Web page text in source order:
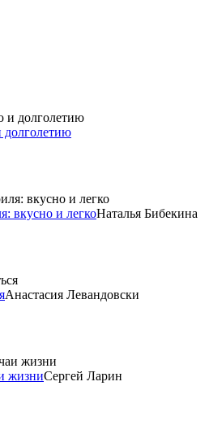
долголетию
вкусно и легкоНаталья Бибекина
Анастасия Левандовски
жизниСергей Ларин